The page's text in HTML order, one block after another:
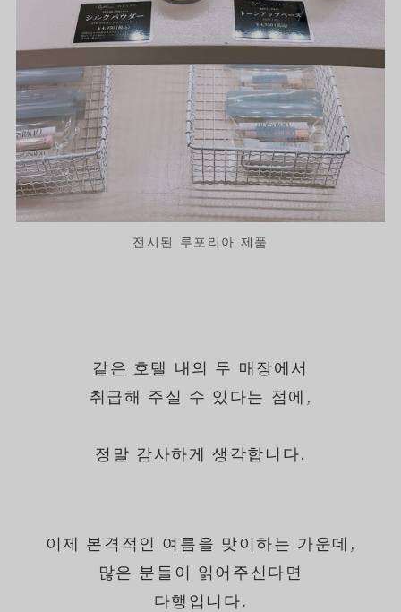
전시된 루포리아 제품
같은 호텔 내의 두 매장에서
취급해 주실 수 있다는 점에,
정말 감사하게 생각합니다.
이제 본격적인 여름을 맞이하는 가운데,
많은 분들이 읽어주신다면
다행입니다.